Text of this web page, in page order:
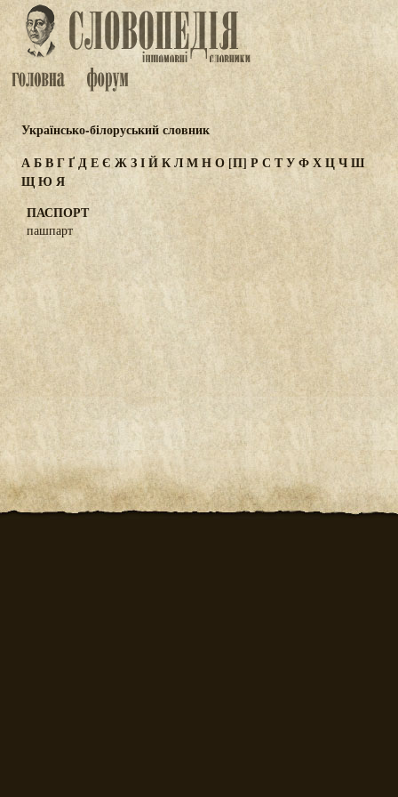
Українсько-білоруський словник
АБВГҐДЕЄ ЖЗІЙКЛМНО[П] Р С ТУФХЦЧШ
ЩЮ Я
ПАСПОРТ
пашпарт